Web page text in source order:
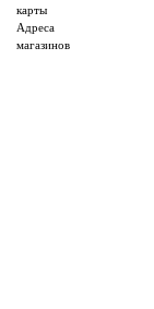
О доставке
Дисконтные карты
карты
Адреса
магазинов